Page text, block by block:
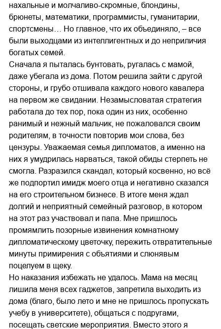
нахальные и молчаливо-скромные, блондины,
брюнеты, математики, программисты, гуманитарии,
спортсмены… Но главное, что их объединяло, – все
были выходцами из интеллигентных и до неприличия
богатых семей.
Сначала я пыталась бунтовать, ругалась с мамой,
даже убегала из дома. Потом решила зайти с другой
стороны, и грубо отшивала каждого нового кавалера
на первом же свидании. Незамысловатая стратегия
работала до тех пор, пока один из них, особенно
ранимый и нежный мальчик, не пожаловался своим
родителям, в точности повторив мои слова, без
цензуры. Уважаемая семья дипломатов, а именно на
них я умудрилась нарваться, такой обиды стерпеть не
смогла. Разразился скандал, который косвенно, но всё
же подпортил имидж моего отца и негативно сказался
на его строительном бизнесе. В итоге меня ждал
долгий и неприятный семейный разговор, в котором
на этот раз участвовал и папа. Мне пришлось
промямлить позорные извинения комнатному
дипломатическому цветочку, пережить отвратительные
минуты примирения с объятиями и слюнявым
поцелуем в щеку.
Но наказания избежать не удалось. Мама на месяц
лишила меня всех гаджетов, запретила выходить из
дома (благо, было лето и мне не пришлось пропускать
учебу в университете), общаться с подругами,
посещать светские мероприятия. Вместо этого я